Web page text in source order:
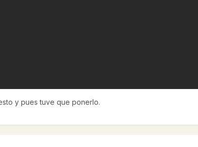
y pues tuve que ponerlo.